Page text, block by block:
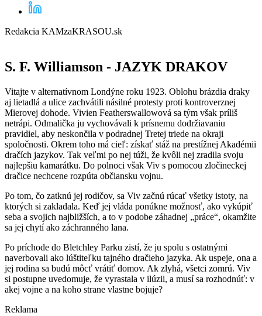
Redakcia KAMzaKRASOU.sk
S. F. Williamson - JAZYK DRAKOV
Vitajte v alternatívnom Londýne roku 1923. Oblohu brázdia draky
aj lietadlá a ulice zachvátili násilné protesty proti kontroverznej
Mierovej dohode. Vivien Featherswallowová sa tým však príliš
netrápi. Odmalička ju vychovávali k prísnemu dodržiavaniu
pravidiel, aby neskončila v podradnej Tretej triede na okraji
spoločnosti. Okrem toho má cieľ: získať stáž na prestížnej Akadémii
dračích jazykov. Tak veľmi po nej túži, že kvôli nej zradila svoju
najlepšiu kamarátku. Do polnoci však Viv s pomocou zločineckej
dračice nechcene rozpúta občiansku vojnu.
Po tom, čo zatknú jej rodičov, sa Viv začnú rúcať všetky istoty, na
ktorých si zakladala. Keď jej vláda ponúkne možnosť, ako vykúpiť
seba a svojich najbližších, a to v podobe záhadnej „práce“, okamžite
sa jej chytí ako záchranného lana.
Po príchode do Bletchley Parku zistí, že ju spolu s ostatnými
naverbovali ako lúštiteľku tajného dračieho jazyka. Ak uspeje, ona a
jej rodina sa budú môcť vrátiť domov. Ak zlyhá, všetci zomrú. Viv
si postupne uvedomuje, že vyrastala v ilúzii, a musí sa rozhodnúť: v
akej vojne a na koho strane vlastne bojuje?
Reklama